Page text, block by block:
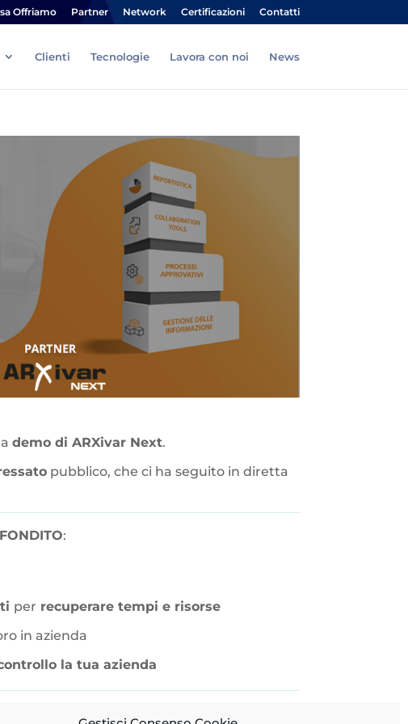
Offriamo Partner Network Certificazioni Contatti
Clienti Tecnologie Lavora con noi News
demo di ARXivar Next.
pubblico, che ci ha seguito in diretta
:
per recuperare tempi e risorse
in azienda
la tua azienda